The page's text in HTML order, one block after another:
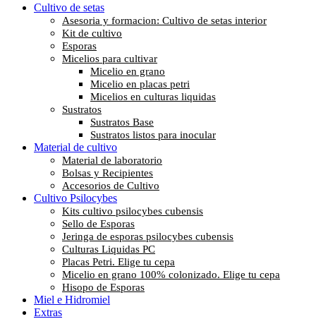
Cultivo de setas
Asesoria y formacion: Cultivo de setas interior
Kit de cultivo
Esporas
Micelios para cultivar
Micelio en grano
Micelio en placas petri
Micelios en culturas liquidas
Sustratos
Sustratos Base
Sustratos listos para inocular
Material de cultivo
Material de laboratorio
Bolsas y Recipientes
Accesorios de Cultivo
Cultivo Psilocybes
Kits cultivo psilocybes cubensis
Sello de Esporas
Jeringa de esporas psilocybes cubensis
Culturas Liquidas PC
Placas Petri. Elige tu cepa
Micelio en grano 100% colonizado. Elige tu cepa
Hisopo de Esporas
Miel e Hidromiel
Extras